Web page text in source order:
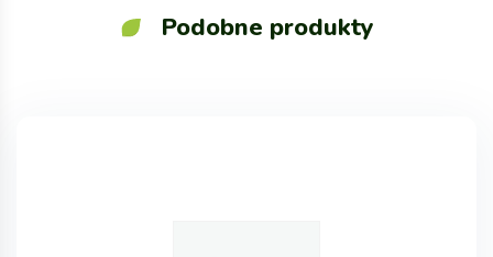
Podobne produkty